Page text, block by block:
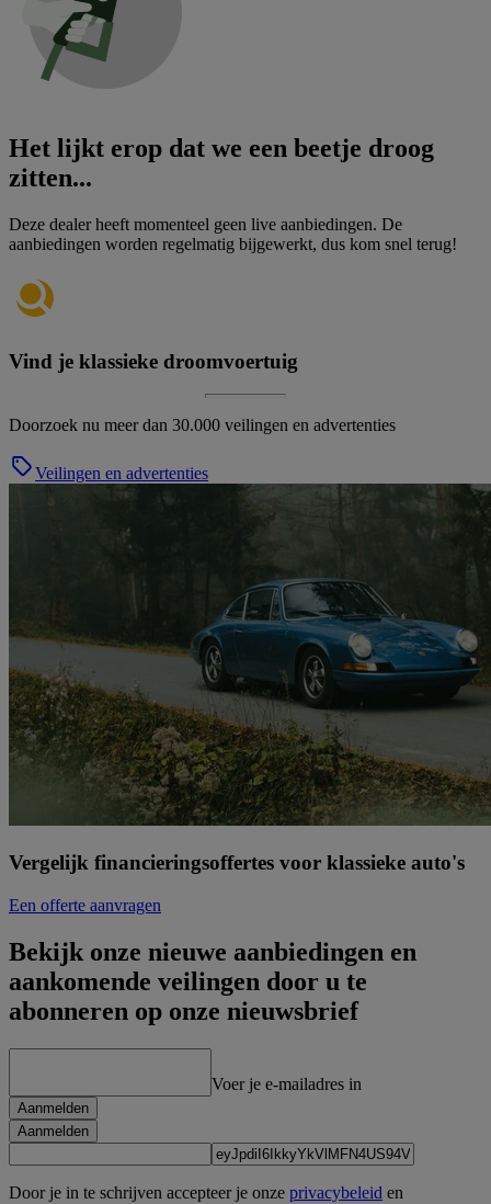
Het lijkt erop dat we een beetje droog
zitten...
Deze dealer heeft momenteel geen live aanbiedingen. De
aanbiedingen worden regelmatig bijgewerkt, dus kom snel terug!
Vind je klassieke droomvoertuig
Doorzoek nu meer dan 30.000 veilingen en advertenties
Veilingen en advertenties
Vergelijk financieringsoffertes voor klassieke auto's
Een offerte aanvragen
Bekijk onze nieuwe aanbiedingen en
aankomende veilingen door u te
abonneren op onze nieuwsbrief
Voer je e-mailadres in
Aanmelden
Aanmelden
Door je in te schrijven accepteer je onze privacybeleid en